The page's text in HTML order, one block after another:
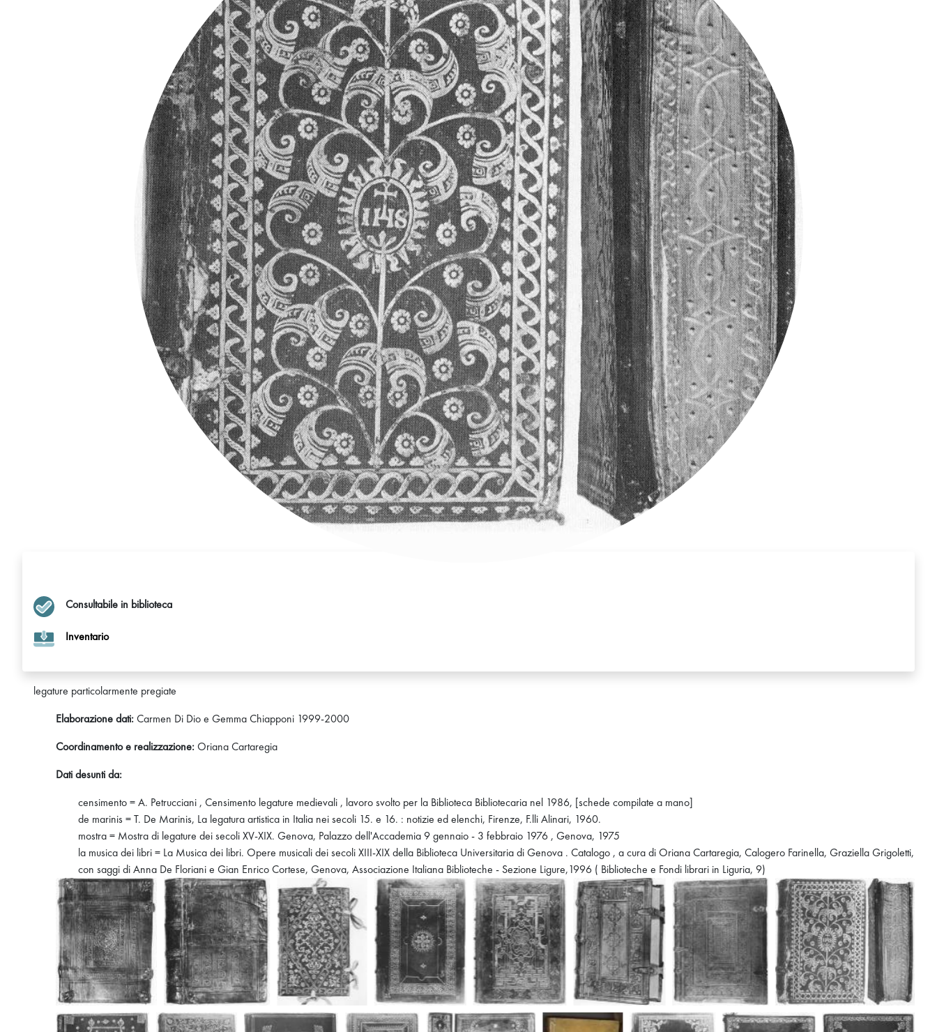
Consultabile in biblioteca
Inventario
legature particolarmente pregiate
Elaborazione dati:Carmen Di Dio e Gemma Chiapponi 1999-2000
Coordinamento e realizzazione:Oriana Cartaregia
Dati desunti da:
censimento = A. Petrucciani , Censimento legature medievali , lavoro svolto per la Biblioteca Bibliotecaria nel 1986, [schede compilate a mano]
de marinis = T. De Marinis, La legatura artistica in Italia nei secoli 15. e 16. : notizie ed elenchi, Firenze, F.lli Alinari, 1960.
mostra = Mostra di legature dei secoli XV-XIX. Genova, Palazzo dell'Accademia 9 gennaio - 3 febbraio 1976 , Genova, 1975
la musica dei libri = La Musica dei libri. Opere musicali dei secoli XIII-XIX della Biblioteca Universitaria di Genova . Catalogo , a cura di Oriana Cartaregia, Calogero Farinella, Graziella Grigoletti,
con saggi di Anna De Floriani e Gian Enrico Cortese, Genova, Associazione Italiana Biblioteche - Sezione Ligure,1996 ( Biblioteche e Fondi librari in Liguria, 9)